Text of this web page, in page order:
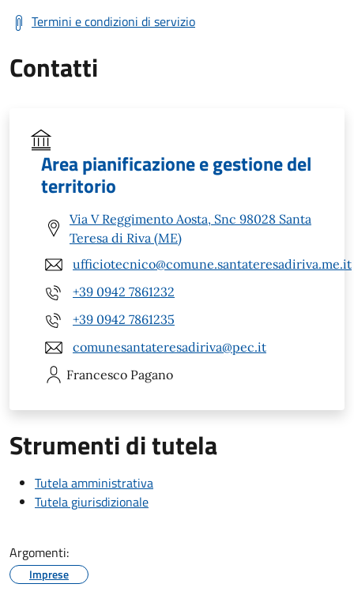
Termini e condizioni di servizio
Contatti
Area pianificazione e gestione del
territorio
Via V Reggimento Aosta, Snc 98028 Santa
Teresa di Riva (ME)
ufficiotecnico@comune.santateresadiriva.me.it
+39 0942 7861232
+39 0942 7861235
comunesantateresadiriva@pec.it
Francesco Pagano
Strumenti di tutela
Tutela amministrativa
Tutela giurisdizionale
Argomenti:
Imprese